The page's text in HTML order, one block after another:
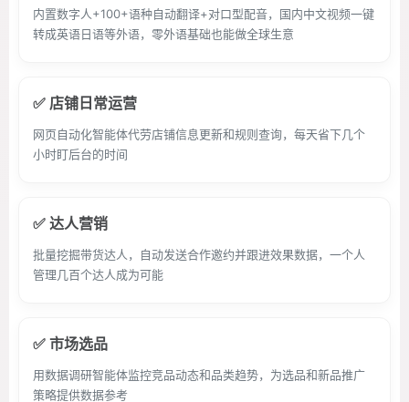
内置数字人+100+语种自动翻译+对口型配音，国内中文视频一键
转成英语日语等外语，零外语基础也能做全球生意
✅ 店铺日常运营
网页自动化智能体代劳店铺信息更新和规则查询，每天省下几个
小时盯后台的时间
✅ 达人营销
批量挖掘带货达人，自动发送合作邀约并跟进效果数据，一个人
管理几百个达人成为可能
✅ 市场选品
用数据调研智能体监控竞品动态和品类趋势，为选品和新品推广
策略提供数据参考